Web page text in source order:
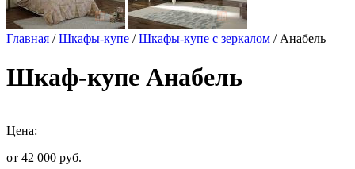
Главная /Шкафы-купе /Шкафы-купе с зеркалом / Анабель
Шкаф-купе Анабель
Цена:
от 42 000 руб.